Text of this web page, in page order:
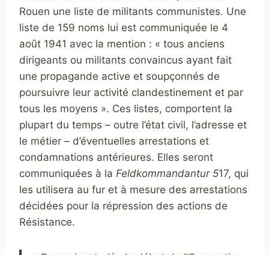
Rouen une liste de militants communistes. Une
liste de 159 noms lui est communiquée le 4
août 1941 avec la mention : « tous anciens
dirigeants ou militants convaincus ayant fait
une propagande active et soupçonnés de
poursuivre leur activité clandestinement et par
tous les moyens ». Ces listes, comportent la
plupart du temps – outre l’état civil, l’adresse et
le métier – d’éventuelles arrestations et
condamnations antérieures. Elles seront
communiquées à la Feldkommandantur 517, qui
les utilisera au fur et à mesure des arrestations
décidées pour la répression des actions de
Résistance.